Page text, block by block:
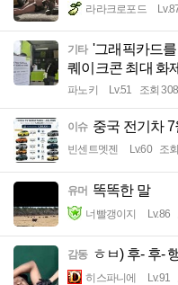
라라크로포드
기타 '그래픽카드
퀘이크콘 최대 화
파노키 Lv.51 조회 308
이슈 중국 전기차
빈센트멧젠 Lv.60 조
유머 똑똑한 말
너빨갱이지 Lv.86
감동 ㅎㅂ) 후- 후-
히스파니에 Lv.91